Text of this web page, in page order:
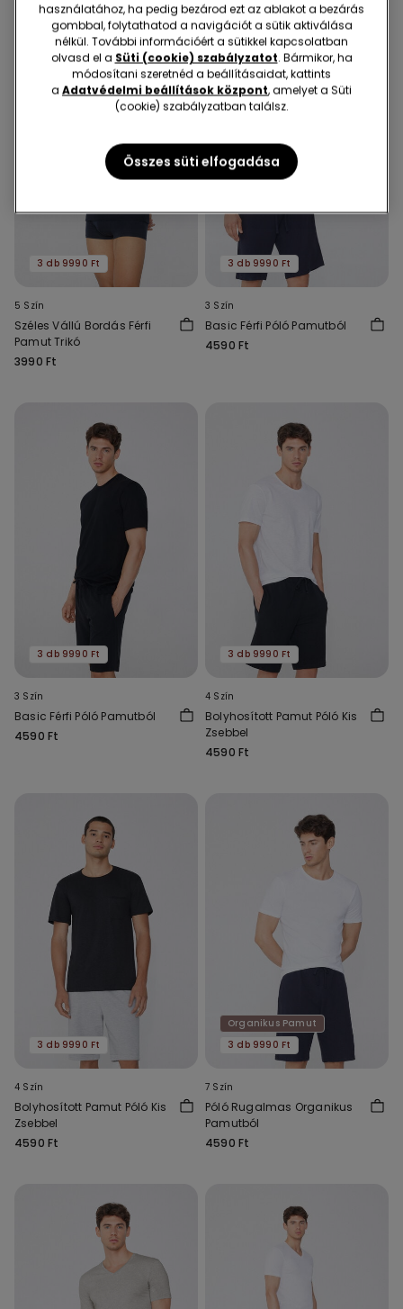
3 db 9990 Ft
5 Szín
Széles Vállú Bordás Férfi
Pamut Trikó
3990 Ft
3 db 9990 Ft
3 Szín
Basic Férfi Póló Pamutból
4590 Ft
3 db 9990 Ft
3 Szín
Basic Férfi Póló Pamutból
4590 Ft
3 db 9990 Ft
4 Szín
Bolyhosított Pamut Póló Kis
Zsebbel
4590 Ft
3 db 9990 Ft
4 Szín
Bolyhosított Pamut Póló Kis
Zsebbel
4590 Ft
Organikus Pamut
3 db 9990 Ft
7 Szín
Póló Rugalmas Organikus
Pamutból
4590 Ft
használatához, ha pedig bezárod ezt az ablakot a bezárás
gombbal, folytathatod a navigációt a sütik aktiválása
nélkül. További információért a sütikkel kapcsolatban
olvasd el a Süti (cookie) szabályzatot. Bármikor, ha
módosítani szeretnéd a beállításaidat, kattints
a Adatvédelmi beállítások központ, amelyet a Süti
(cookie) szabályzatban találsz.
Összes süti elfogadása